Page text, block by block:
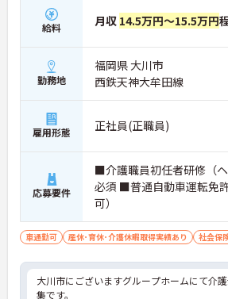
給料 月収 14.5万円～15.5万円
勤務地
福岡県 大川市
西鉄天神大牟田線
雇用形態 正社員(正職員)
応募要件
■介護職員初任者研修（
必須 ■普通自動車運転免
可）
車通勤可 産休･育休･介護休暇取得実績あり 社会保
大川市にございますグループホームにて介
集です。